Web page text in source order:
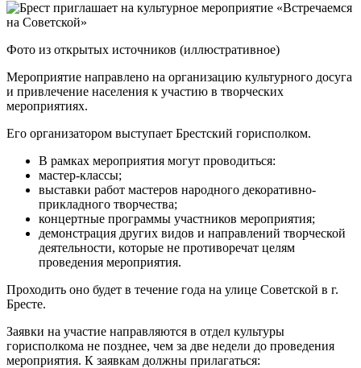
Фото из открытых источников (иллюстративное)
Мероприятие направлено на организацию культурного досуга
и привлечение населения к участию в творческих
мероприятиях.
Его организатором выступает Брестский горисполком.
В рамках мероприятия могут проводиться:
мастер-классы;
выставки работ мастеров народного декоративно-
прикладного творчества;
концертные программы участников мероприятия;
демонстрация других видов и направлений творческой
деятельности, которые не противоречат целям
проведения мероприятия.
Проходить оно будет в течение года на улице Советской в г.
Бресте.
Заявки на участие направляются в отдел культуры
горисполкома не позднее, чем за две недели до проведения
мероприятия. К заявкам должны прилагаться: